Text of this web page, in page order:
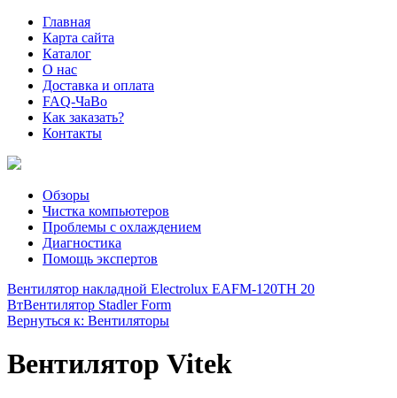
Главная
Карта сайта
Каталог
О нас
Доставка и оплата
FAQ-ЧаВо
Как заказать?
Контакты
Обзоры
Чистка компьютеров
Проблемы с охлаждением
Диагностика
Помощь экспертов
Вентилятор накладной Electrolux EAFM-120TH 20
ВтВентилятор Stadler Form
Вернуться к: Вентиляторы
Вентилятор Vitek